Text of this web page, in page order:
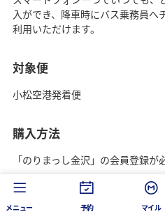
入ができ、降車時にバス乗務員
利用いただけます。
対象便
小松空港発着便
購入方法
「のりまっし金沢」の会員登録が
メニュー 予約 マイル